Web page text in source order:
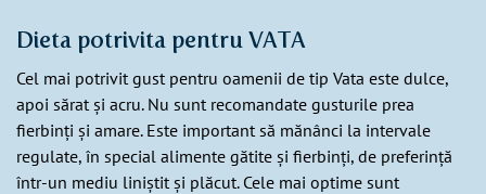
Dieta potrivita pentru VATA
Cel mai potrivit gust pentru oamenii de tip Vata este dulce,
apoi sărat și acru. Nu sunt recomandate gusturile prea
fierbinți și amare. Este important să mănânci la intervale
regulate, în special alimente gătite și fierbinți, de preferință
într-un mediu liniștit și plăcut. Cele mai optime sunt